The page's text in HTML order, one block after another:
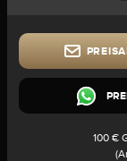
100 €